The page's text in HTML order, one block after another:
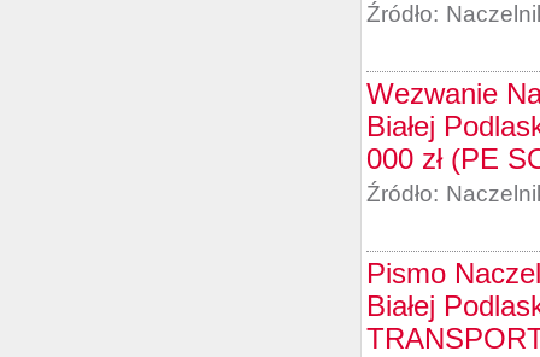
Źródło:
Wezwanie
Białej
000 zł (PE
Źródło:
Pismo
Białej